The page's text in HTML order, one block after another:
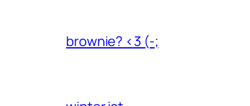
brownie? <3 (-;